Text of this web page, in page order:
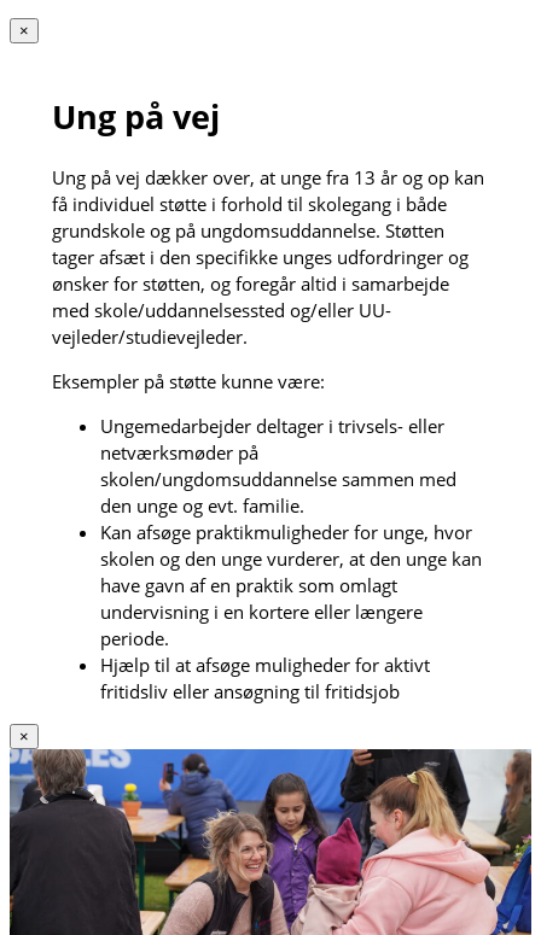
×
Ung på vej
Ung på vej dækker over, at unge fra 13 år og op kan
få individuel støtte i forhold til skolegang i både
grundskole og på ungdomsuddannelse. Støtten
tager afsæt i den specifikke unges udfordringer og
ønsker for støtten, og foregår altid i samarbejde
med skole/uddannelsessted og/eller UU-
vejleder/studievejleder.
Eksempler på støtte kunne være:
Ungemedarbejder deltager i trivsels- eller
netværksmøder på
skolen/ungdomsuddannelse sammen med
den unge og evt. familie.
Kan afsøge praktikmuligheder for unge, hvor
skolen og den unge vurderer, at den unge kan
have gavn af en praktik som omlagt
undervisning i en kortere eller længere
periode.
Hjælp til at afsøge muligheder for aktivt
fritidsliv eller ansøgning til fritidsjob
×